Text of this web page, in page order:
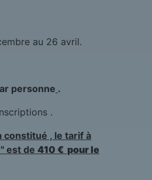
au 26 avril.
personne .
.
constitué , le tarif à
est de 410 € pour le